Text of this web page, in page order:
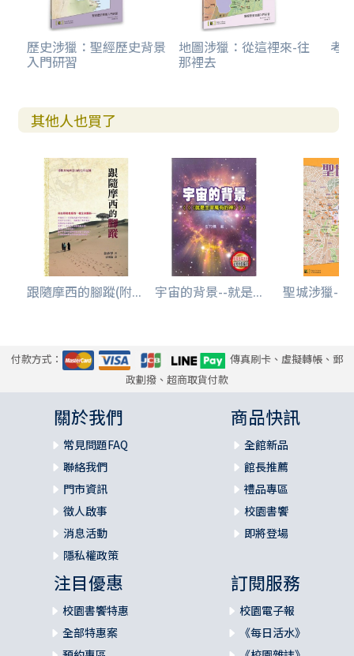
歷史涉獵：聖經歷史背景
入門研習
地圖涉獵：從這裡來-往
那裡去
考
其他人也買了
跟隨摩西的腳蹤(附... 宇宙的背景--就是... 聖城涉獵--
付款方式：
傳真刷卡、虛擬轉帳、郵
政劃撥、超商取貨付款
關於我們
常見問題FAQ
聯絡我們
門市資訊
徵人啟事
消息活動
隱私權政策
商品快訊
全館新品
館長推薦
禮品專區
校園書饗
即將登場
注目優惠
校園書饗特惠
全部特惠案
訂閱服務
校園電子報
《每日活水》